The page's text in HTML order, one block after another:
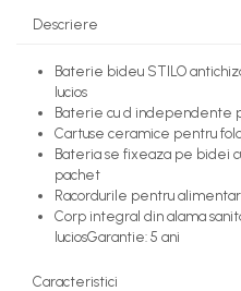
Descriere
Baterie bideu STILO
lucios
Baterie cu d independente
Cartuse ceramice pentru
Bateria se fixeaza pe bidei
pachet
Racordurile pentru
Corp integral din alama
luciosGarantie: 5 ani
Caracteristici